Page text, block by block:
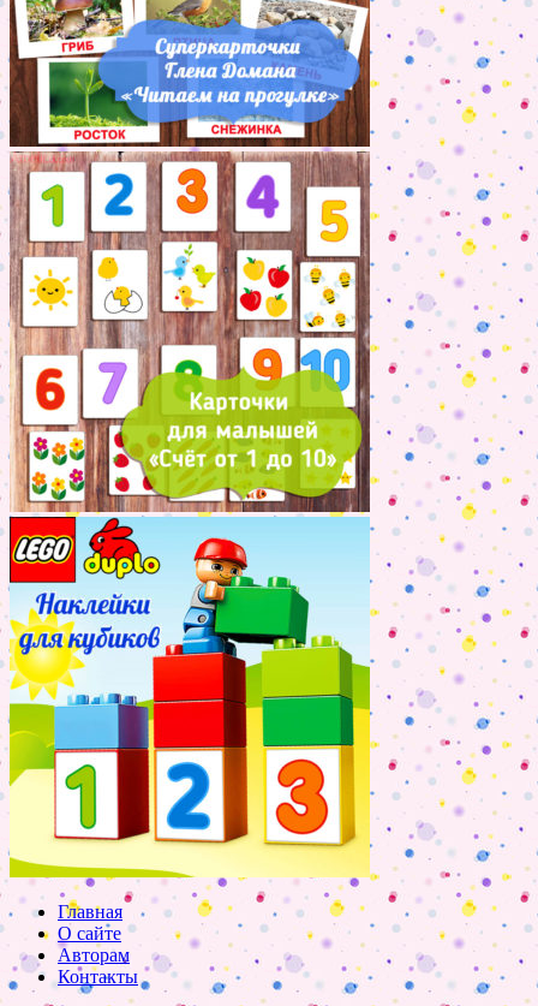
Главная
О сайте
Авторам
Контакты